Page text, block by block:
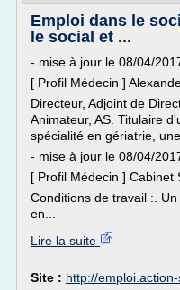
Emploi dans le
le social et ...
- mise à jour le 08/04/
[ Profil Médecin ]
Directeur, Adjoint de
Animateur, AS. Titulaire
spécialité en gériatrie,
- mise à jour le 08/04/
[ Profil Médecin ] Cabinet
Conditions de travail :.
en...
Lire la suite
Site : http://